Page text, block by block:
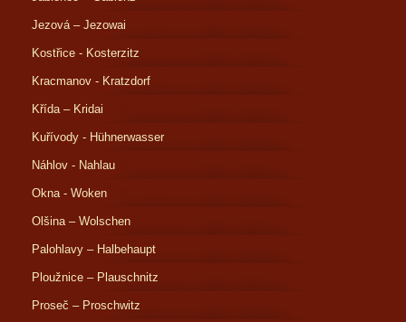
Jezová – Jezowai
Kostřice - Kosterzitz
Kracmanov - Kratzdorf
Křída – Kridai
Kuřívody - Hühnerwasser
Náhlov - Nahlau
Okna - Woken
Olšina – Wolschen
Palohlavy – Halbehaupt
Ploužnice – Plauschnitz
Proseč – Proschwitz